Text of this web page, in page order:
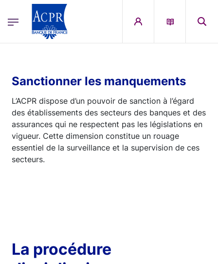
ACPR Menu Principal (French)
Sanctionner les manquements
L’ACPR dispose d’un pouvoir de sanction à l’égard
des établissements des secteurs des banques et des
assurances qui ne respectent pas les législations en
vigueur. Cette dimension constitue un rouage
essentiel de la surveillance et la supervision de ces
secteurs.
La procédure